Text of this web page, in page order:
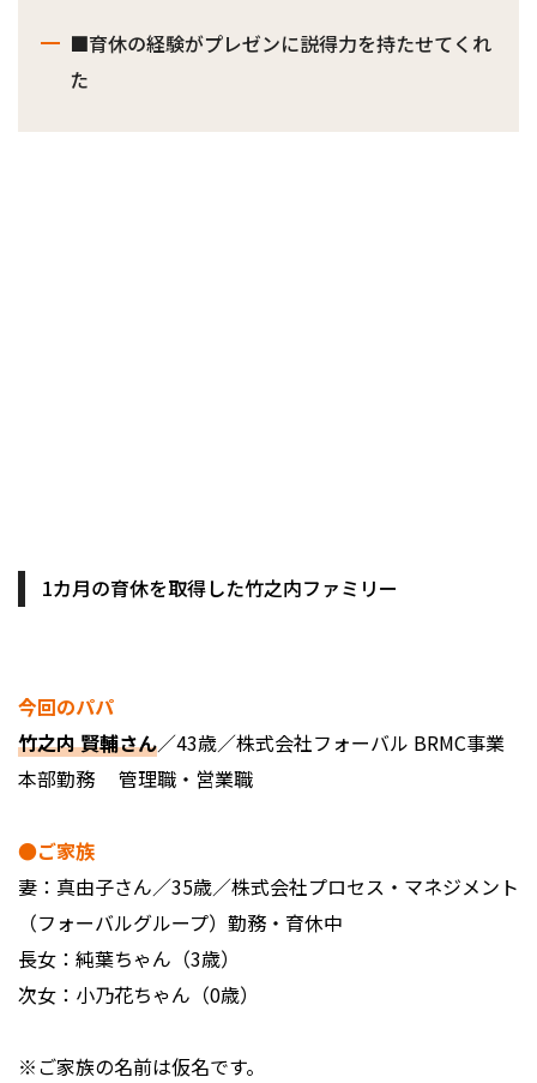
■育休の経験がプレゼンに説得力を持たせてくれ
た
1カ月の育休を取得した竹之内ファミリー
今回のパパ
竹之内 賢輔さん／43歳／株式会社フォーバル BRMC事業
本部勤務 管理職・営業職
●ご家族
妻：真由子さん／35歳／株式会社プロセス・マネジメント
（フォーバルグループ）勤務・育休中
長女：純葉ちゃん（3歳）
次女：小乃花ちゃん（0歳）
※ご家族の名前は仮名です。